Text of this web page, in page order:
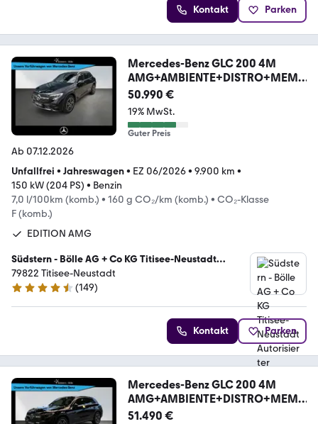
Kontakt Parken
Mercedes-Benz GLC 200 4M
AMG+AMBIENTE+DISTRO+MEM
ORY+MBUX+NAVI
50.990 €
19% MwSt.
Guter Preis
Ab 07.12.2026
Unfallfrei • Jahreswagen• EZ 06/2026• 9.900 km •
150 kW (204 PS) • Benzin
7,0 l/100km (komb.) • 160 g CO₂/km (komb.) • CO₂-Klasse
F (komb.)
EDITION AMG
Südstern - Bölle AG + Co KG Titisee-Neustadt
Autorisierter Mercedes-Benz Verkauf und Service
79822 Titisee-Neustadt
4.7 Sterne
(149)
Kontakt Parken
Mercedes-Benz GLC 200 4M
AMG+AMBIENTE+DISTRO+MEM
ORY+MBUX+AHK
51.490 €